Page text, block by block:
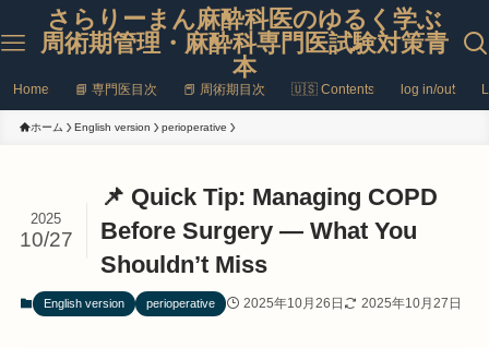
さらりーまん麻酔科医のゆるく学ぶ
周術期管理・麻酔科専門医試験対策青
本
Home 📘 専門医目次 📕 周術期目次 🇺🇸 Contents log in/out
ホーム English version perioperative
📌 Quick Tip: Managing COPD
Before Surgery — What You
Shouldn’t Miss
2025
10/27
English version perioperative 2025年10月26日 2025年10月27日